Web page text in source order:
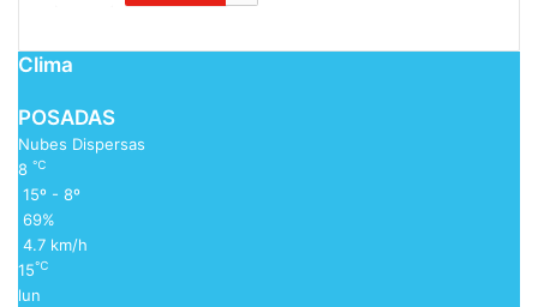
Clima
POSADAS
Nubes Dispersas
8 ℃
15º - 8º
69%
4.7 km/h
15℃
lun